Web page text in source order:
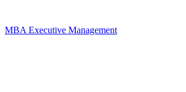
MBA Executive Management